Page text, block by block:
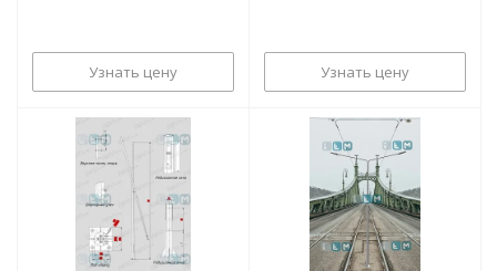
Узнать цену Узнать цену